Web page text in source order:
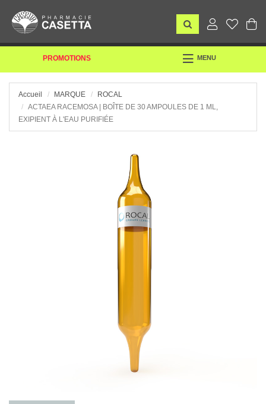
PROMOTIONS
TOGGLE
MENU
Accueil MARQUE
ROCAL
ACTAEA RACEMOSA | BOÎTE DE 30 AMPOULES DE 1 ML,
EXIPIENT À L'EAU PURIFIÉE